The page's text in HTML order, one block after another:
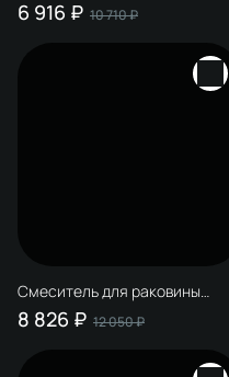
матовый черный, матовое
6 916 ₽ 10 710 ₽
Смеситель для раковины
STWORKI Аулум S06020CR +
донный клапан SD-001CR хром
8 826 ₽ 12 050 ₽